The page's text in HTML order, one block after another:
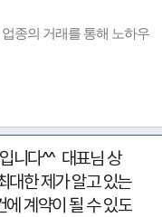
종의 거래를 통해 노하우
니다^^ 대표님 상
대한 제가 알고 있는
계약이 될 수 있도